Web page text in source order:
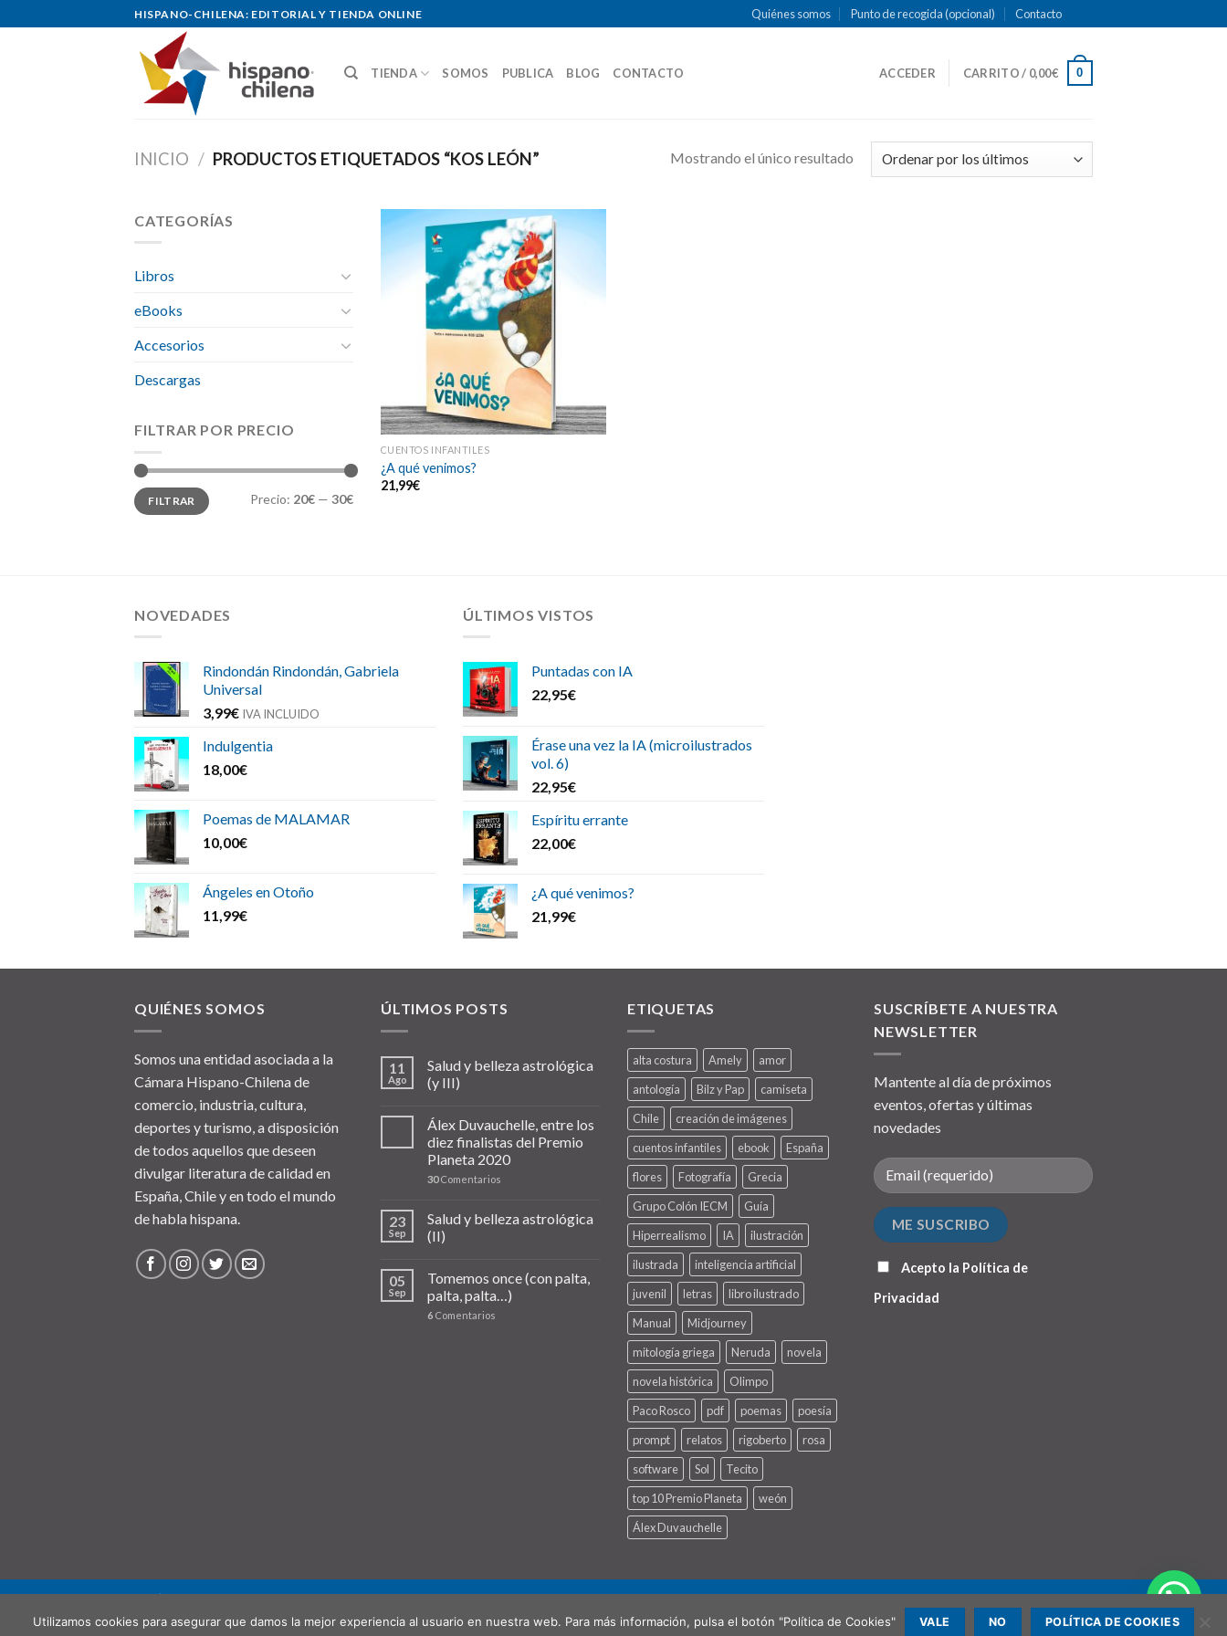
to
HISPANO-CHILENA: EDITORIAL Y TIENDA ONLINE Quiénes somos Punto de recogida (opcional) Contacto
TIENDA SOMOS PUBLICA BLOG CONTACTO ACCEDER CARRITO / 0,00€ 0
INICIO / PRODUCTOS ETIQUETADOS “KOS LEÓN” Mostrando el único resultado
CATEGORÍAS
Libros
eBooks
Accesorios
Descargas
FILTRAR POR PRECIO
Precio
mínimo
Precio
máximo
FILTRAR Precio: 20€ — 30€
CUENTOS INFANTILES
¿A qué venimos?
21,99€
NOVEDADES
Rindondán Rindondán, Gabriela
Universal
3,99€ IVA INCLUIDO
Indulgentia
18,00€
Poemas de MALAMAR
10,00€
Ángeles en Otoño
11,99€
ÚLTIMOS VISTOS
Puntadas con IA
22,95€
Érase una vez la IA (microilustrados
vol. 6)
22,95€
Espíritu errante
22,00€
¿A qué venimos?
21,99€
QUIÉNES SOMOS
Somos una entidad asociada a la
Cámara Hispano-Chilena de
comercio, industria, cultura,
deportes y turismo, a disposición
de todos aquellos que deseen
divulgar literatura de calidad en
España, Chile y en todo el mundo
de habla hispana.
ÚLTIMOS POSTS
11
Ago
Salud y belleza astrológica
(y III)
Álex Duvauchelle, entre los
diez finalistas del Premio
Planeta 2020
30Comentarios
23
Sep
Salud y belleza astrológica
(II)
05
Sep
Tomemos once (con palta,
palta, palta…)
6 Comentarios
ETIQUETAS
alta costura Amely
amor
antología
Bilz y Pap
camiseta
Chile
creación de imágenes
cuentos infantiles
ebook
España
flores
Fotografía
Grecia
Grupo Colón IECM
Guía
Hiperrealismo
IA
ilustración
ilustrada
inteligencia artificial
juvenil
letras
libro ilustrado
Manual
Midjourney
mitología griega
Neruda
novela
novela histórica
Olimpo
Paco Rosco
pdf poemas
poesía
prompt
relatos rigoberto
rosa
software
Sol
Tecito
top 10 Premio Planeta
weón
Álex Duvauchelle
SUSCRÍBETE A NUESTRA
NEWSLETTER
Mantente al día de próximos
eventos, ofertas y últimas
novedades
Acepto la Política de
Privacidad
Copyright 2026 ©Hispanochilena
Utilizamos cookies para asegurar que damos la mejor experiencia al usuario en nuestra web. Para más información, pulsa el botón "Política de Cookies" VALE NO POLÍTICA DE COOKIES